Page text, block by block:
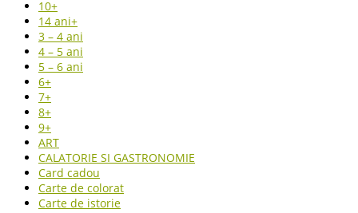
10+
14 ani+
3 – 4 ani
4 – 5 ani
5 – 6 ani
6+
7+
8+
9+
ART
CALATORIE SI GASTRONOMIE
Card cadou
Carte de colorat
Carte de istorie